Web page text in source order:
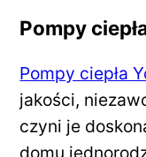
Pompy
Pompy ciepła
jakości,
czyni je